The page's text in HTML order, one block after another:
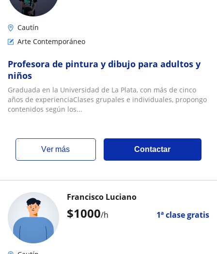
Cautín
Arte Contemporáneo
Profesora de pintura y dibujo para adultos y
niños
Graduada en la Universidad de La Plata, con más de cinco
años de experienciaClases grupales e individuales, propongo
contenidos según los...
ver más Contactar
$1000/h 1ª clase gratis
Francisco Luciano